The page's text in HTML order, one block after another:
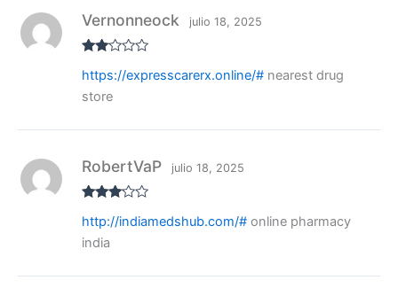
rado
2de
Vernonneock julio 18, 2025
https://expresscarerx.online/#nearest drug
store
do con
3
de 5
RobertVaP julio 18, 2025
http://indiamedshub.com/#online pharmacy
india